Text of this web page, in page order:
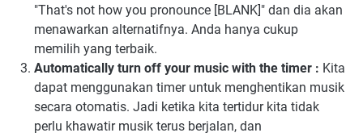
"That's not how you pronounce [BLANK]" dan dia akan
menawarkan alternatifnya. Anda hanya cukup
memilih yang terbaik.
Automatically turn off your music with the timer : Kita
dapat menggunakan timer untuk menghentikan musik
secara otomatis. Jadi ketika kita tertidur kita tidak
perlu khawatir musik terus berjalan, dan